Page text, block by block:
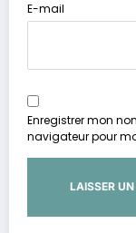
E-mail
Enregistrer mon
navigateur pour